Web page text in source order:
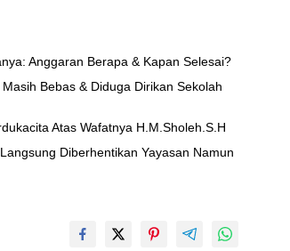
Anggaran Berapa & Kapan Selesai?
Bebas & Diduga Dirikan Sekolah
Atas Wafatnya H.M.Sholeh.S.H
Diberhentikan Yayasan Namun